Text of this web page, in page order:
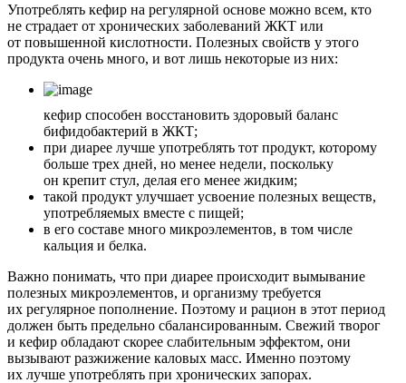
Употреблять кефир на регулярной основе можно всем, кто
не страдает от хронических заболеваний ЖКТ или
от повышенной кислотности. Полезных свойств у этого
продукта очень много, и вот лишь некоторые из них:
кефир способен восстановить здоровый баланс
бифидобактерий в ЖКТ;
при диарее лучше употреблять тот продукт, которому
больше трех дней, но менее недели, поскольку
он крепит стул, делая его менее жидким;
такой продукт улучшает усвоение полезных веществ,
употребляемых вместе с пищей;
в его составе много микроэлементов, в том числе
кальция и белка.
Важно понимать, что при диарее происходит вымывание
полезных микроэлементов, и организму требуется
их регулярное пополнение. Поэтому и рацион в этот период
должен быть предельно сбалансированным. Свежий творог
и кефир обладают скорее слабительным эффектом, они
вызывают разжижение каловых масс. Именно поэтому
их лучше употреблять при хронических запорах.